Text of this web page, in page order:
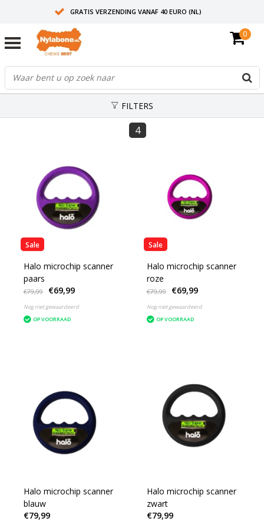
GRATIS VERZENDING VANAF 40 EURO (NL)
0
FILTERS
4
Sale
Halo microchip scanner
paars
€79,99 €69,99
Nog niet gewaardeerd
OP VOORRAAD
Sale
Halo microchip scanner
roze
€79,99 €69,99
Nog niet gewaardeerd
OP VOORRAAD
Halo microchip scanner
blauw
€79,99
Halo microchip scanner
zwart
€79,99